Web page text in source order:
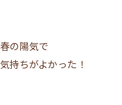
春の陽気で
気持ちがよかった！